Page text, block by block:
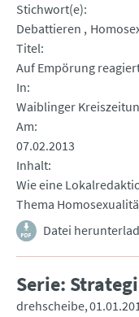
Stichwort(e)
Debattieren
Titel
Auf Empörung
In
Waiblinger
Am
07.02.2013
Inhalt
Wie eine
Thema
Datei
Serie:
drehscheibe